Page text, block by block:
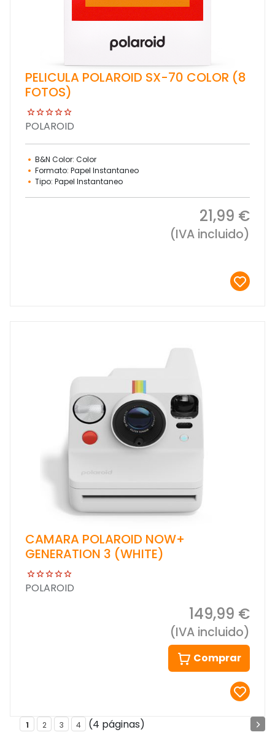
PELICULA POLAROID SX-70 COLOR (8
FOTOS)
POLAROID
B&N Color: Color
Formato: Papel Instantaneo
Tipo: Papel Instantaneo
21,99 €
(IVA incluido)
CAMARA POLAROID NOW+
GENERATION 3 (WHITE)
POLAROID
149,99 €
(IVA incluido)
Comprar
1 2 3 4 (4 páginas)